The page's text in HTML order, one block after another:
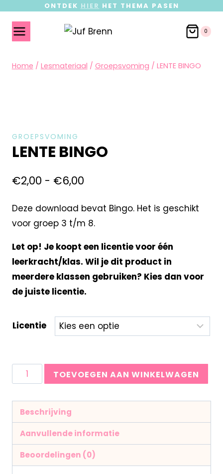
ONTDEK HIER HET THEMA PASEN
0
Home / Lesmateriaal / Groepsvoming / LENTE BINGO
GROEPSVOMING
LENTE BINGO
€2,00 - €6,00
Deze download bevat Bingo. Het is geschikt
voor groep 3 t/m 8.
Let op! Je koopt een licentie voor één
leerkracht/klas. Wil je dit product in
meerdere klassen gebruiken? Kies dan voor
de juiste licentie.
Licentie
TOEVOEGEN AAN WINKELWAGEN
Beschrijving
Aanvullende informatie
Beoordelingen (0)